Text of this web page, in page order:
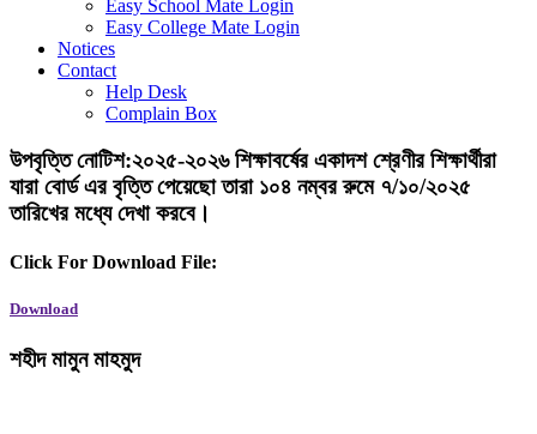
Easy School Mate Login
Easy College Mate Login
Notices
Contact
Help Desk
Complain Box
উপবৃত্তি নোটিশ:২০২৫-২০২৬ শিক্ষাবর্ষের একাদশ শ্রেণীর শিক্ষার্থীরা
যারা বোর্ড এর বৃত্তি পেয়েছো তারা ১০৪ নম্বর রুমে ৭/১০/২০২৫
তারিখের মধ্যে দেখা করবে।
Click For Download File:
Download
শহীদ মামুন মাহমুদ